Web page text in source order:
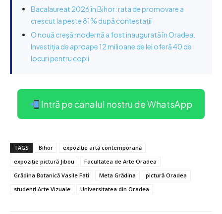
Bacalaureat 2026 în Bihor: rata de promovare a
crescut la peste 81% după contestații
O nouă creșă modernă a fost inaugurată în Oradea.
Investiția de aproape 12 milioane de lei oferă 40 de
locuri pentru copii
Intră pe canalul nostru de WhatsApp
TAGS Bihor
expoziție artă contemporană
expoziție pictură Jibou
Facultatea de Arte Oradea
Grădina Botanică Vasile Fati
Meta Grădina
pictură Oradea
studenți Arte Vizuale
Universitatea din Oradea